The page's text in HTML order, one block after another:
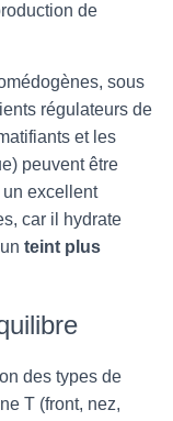
de
sous
régulateurs de
et les
peuvent être
un excellent
car il hydrate
teint plus
des types de
T (front, nez,